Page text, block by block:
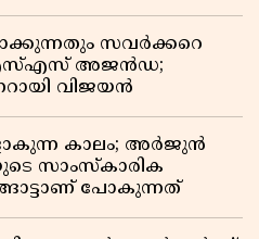
സവർക്കറെ
അജൻഡ;
വിജയൻ
കാലം; അർജുൻ
സാംസ്കാരിക
പോകുന്നത്